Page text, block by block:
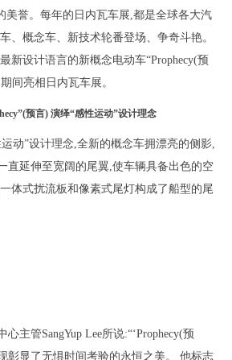
美誉。每年的日内瓦车展,都是全球各大汽
、概念车、新技术轮番登场、争奇斗艳。
新设计语言的新概念电动车“Prophecy(预
间亮相日内瓦车展。
预言) 演绎“感性运动”设计理念
动”设计理念,全新的概念车拥漂亮的侧影,
直延伸至宽阔的尾翼,使车辆具备出色的空
体式扰流板和像素式尾灯构成了船型的尾
主管SangYup Lee所说:“‘Prophecy(预
彰显了无惧时间考验的永恒之美。 他标志